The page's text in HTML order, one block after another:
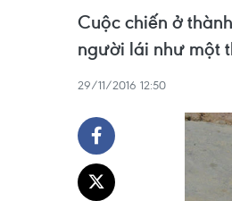
Cuộc chiến ở
người lái như một
29/11/2016 12:50